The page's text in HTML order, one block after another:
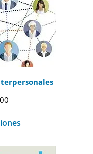
Rango
desde